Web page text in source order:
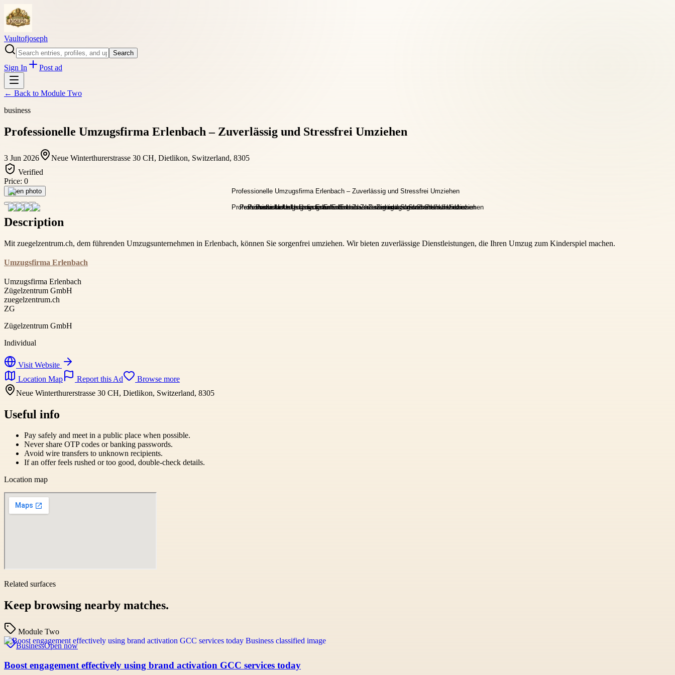
Vaultofjoseph
Search
Sign In Post ad
← Back to Module Two
business
Professionelle Umzugsfirma Erlenbach – Zuverlässig und Stressfrei Umziehen
3 Jun 2026
Neue Winterthurerstrasse 30 CH, Dietlikon, Switzerland, 8305
Verified
Price: 0
Open photo
Description
Mit zuegelzentrum.ch, dem führenden Umzugsunternehmen in Erlenbach, können Sie sorgenfrei umziehen. Wir bieten zuverlässige Dienstleistungen, die Ihren Umzug zum Kinderspiel machen.
Umzugsfirma Erlenbach
Umzugsfirma Erlenbach
Zügelzentrum GmbH
zuegelzentrum.ch
ZG
Zügelzentrum GmbH
Individual
Visit Website
Location Map
Report this Ad
Browse more
Neue Winterthurerstrasse 30 CH, Dietlikon, Switzerland, 8305
Useful info
Pay safely and meet in a public place when possible.
Never share OTP codes or banking passwords.
Avoid wire transfers to unknown recipients.
If an offer feels rushed or too good, double-check details.
Location map
Related surfaces
Keep browsing nearby matches.
Module Two
BusinessOpen now
Boost engagement effectively using brand activation GCC services today